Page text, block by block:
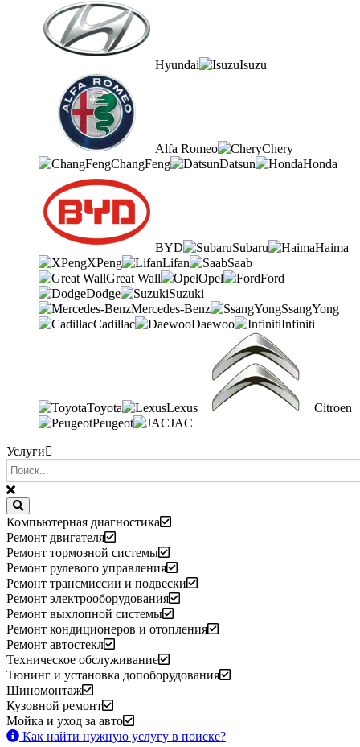
Hyundai Isuzu
Alfa Romeo
Chery
ChangFeng
Datsun Honda
BYD Subaru
Haima
XPeng
Lifan
Saab
Great Wall
Opel
Ford
Dodge
Suzuki
Mercedes-Benz
SsangYong
Cadillac
Daewoo Infiniti
Toyota Lexus
Citroen
Peugeot
JAC
Услуги
Компьютерная диагностика
Ремонт двигателя
Ремонт тормозной системы
Ремонт рулевого управления
Ремонт трансмиссии и подвески
Ремонт электрооборудования
Ремонт выхлопной системы
Ремонт кондиционеров и отопления
Ремонт автостекл
Техническое обслуживание
Тюнинг и установка допоборудования
Шиномонтаж
Кузовной ремонт
Мойка и уход за авто
Как найти нужную услугу в поиске?